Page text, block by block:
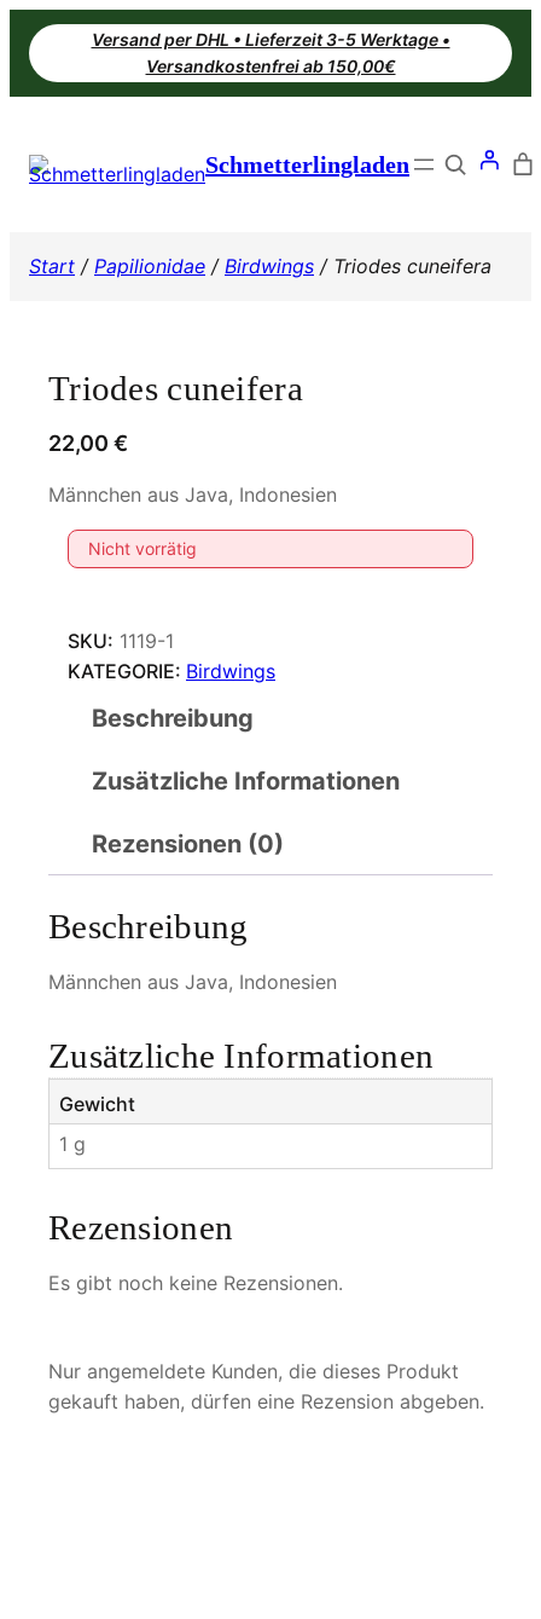
Zum
Inhalt
springen
Versand per DHL • Lieferzeit 3-5 Werktage •
Versandkostenfrei ab 150,00€
Schmetterlingladen Search
Start / Papilionidae / Birdwings / Triodes cuneifera
Triodes cuneifera
22,00 €
Männchen aus Java, Indonesien
Nicht vorrätig
SKU: 1119-1
KATEGORIE: Birdwings
Beschreibung
Zusätzliche Informationen
Rezensionen (0)
Beschreibung
Männchen aus Java, Indonesien
Zusätzliche Informationen
Gewicht
1 g
Rezensionen
Es gibt noch keine Rezensionen.
Nur angemeldete Kunden, die dieses Produkt
gekauft haben, dürfen eine Rezension abgeben.